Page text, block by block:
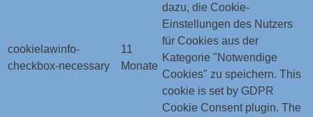
cookielawinfo-
checkbox-necessary
11
Monate
dazu, die Cookie-
Einstellungen des Nutzers
für Cookies aus der
Kategorie "Notwendige
Cookies" zu speichern. This
cookie is set by GDPR
Cookie Consent plugin. The